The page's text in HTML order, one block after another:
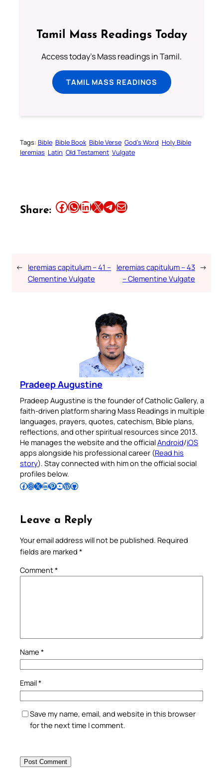
Tamil Mass Readings Today
Access today's Mass readings in Tamil.
TAMIL MASS READINGS
Tags: Bible Bible Book Bible Verse God’s Word Holy Bible
Ieremias Latin Old Testament Vulgate
Share: Share this article on Facebook Share this article on WhatsApp Share this article on LinkedIn Share this article on X Share this article on TelegramEmail this Article
← Ieremias capitulum – 41 –
Clementine Vulgate
Ieremias capitulum – 43
– Clementine Vulgate
→
Pradeep Augustine
Pradeep Augustine is the founder of Catholic Gallery, a
faith-driven platform sharing Mass Readings in multiple
languages, prayers, quotes, catechism, Bible plans,
reflections, and other spiritual resources since 2013.
He manages the website and the officialAndroid/iOS
apps alongside his professional career (Read his
story). Stay connected with him on the official social
profiles below.
Follow Pradeep on Facebook Follow Pradeep on InstagramFollow Pradeep on X Follow Pradeep on LinkedIn Follow Pradeep on Pinterest Subscribe to Pradeep’s Youtube Channel Follow Pradeep on WordPress Follow Pradeep on GitHub
Leave a Reply
Your email address will not be published. Required
fields are marked *
Comment*
Name *
Email*
Save my name, email, and website in this browser
for the next time I comment.